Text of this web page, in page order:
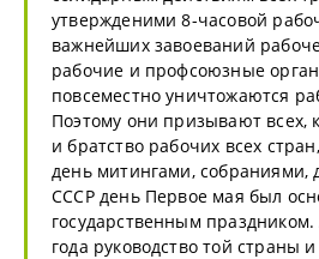
утвержденими 8-часовой
важнейших завоеваний
рабочие и профсоюзные
повсеместно уничтожаются
Поэтому они призывают всех,
и братство рабочих всех
день митингами, собраниями,
СССР день Первое мая был
государственным праздником.
года руководство той страны